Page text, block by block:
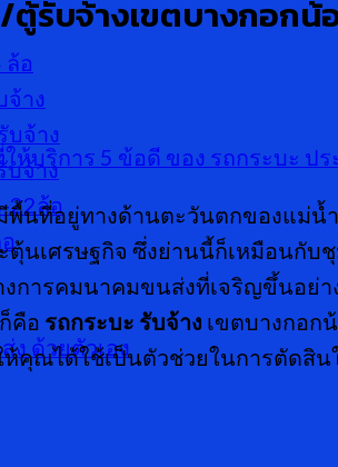
ล้อ
จ้าง
บจ้าง
บจ้าง
22ล้อ
ง ด้วยตัวเอง
ตู้รับจ้างเขตบางกอกน้
ห้บริการ 5 ข้อดี ของ รถกระบะ ปร
พื้นที่อยู่ทางด้านตะวันตกของแม่น้ำ
ตุ้นเศรษฐกิจ ซึ่งย่านนี้ก็เหมือนกั
งการคมนาคมขนส่งที่เจริญขึ้นอย่
คือ รถกระบะ รับจ้าง เขตบางกอก
ห้คุณได้ใช้เป็นตัวช่วยในการตัดสิน